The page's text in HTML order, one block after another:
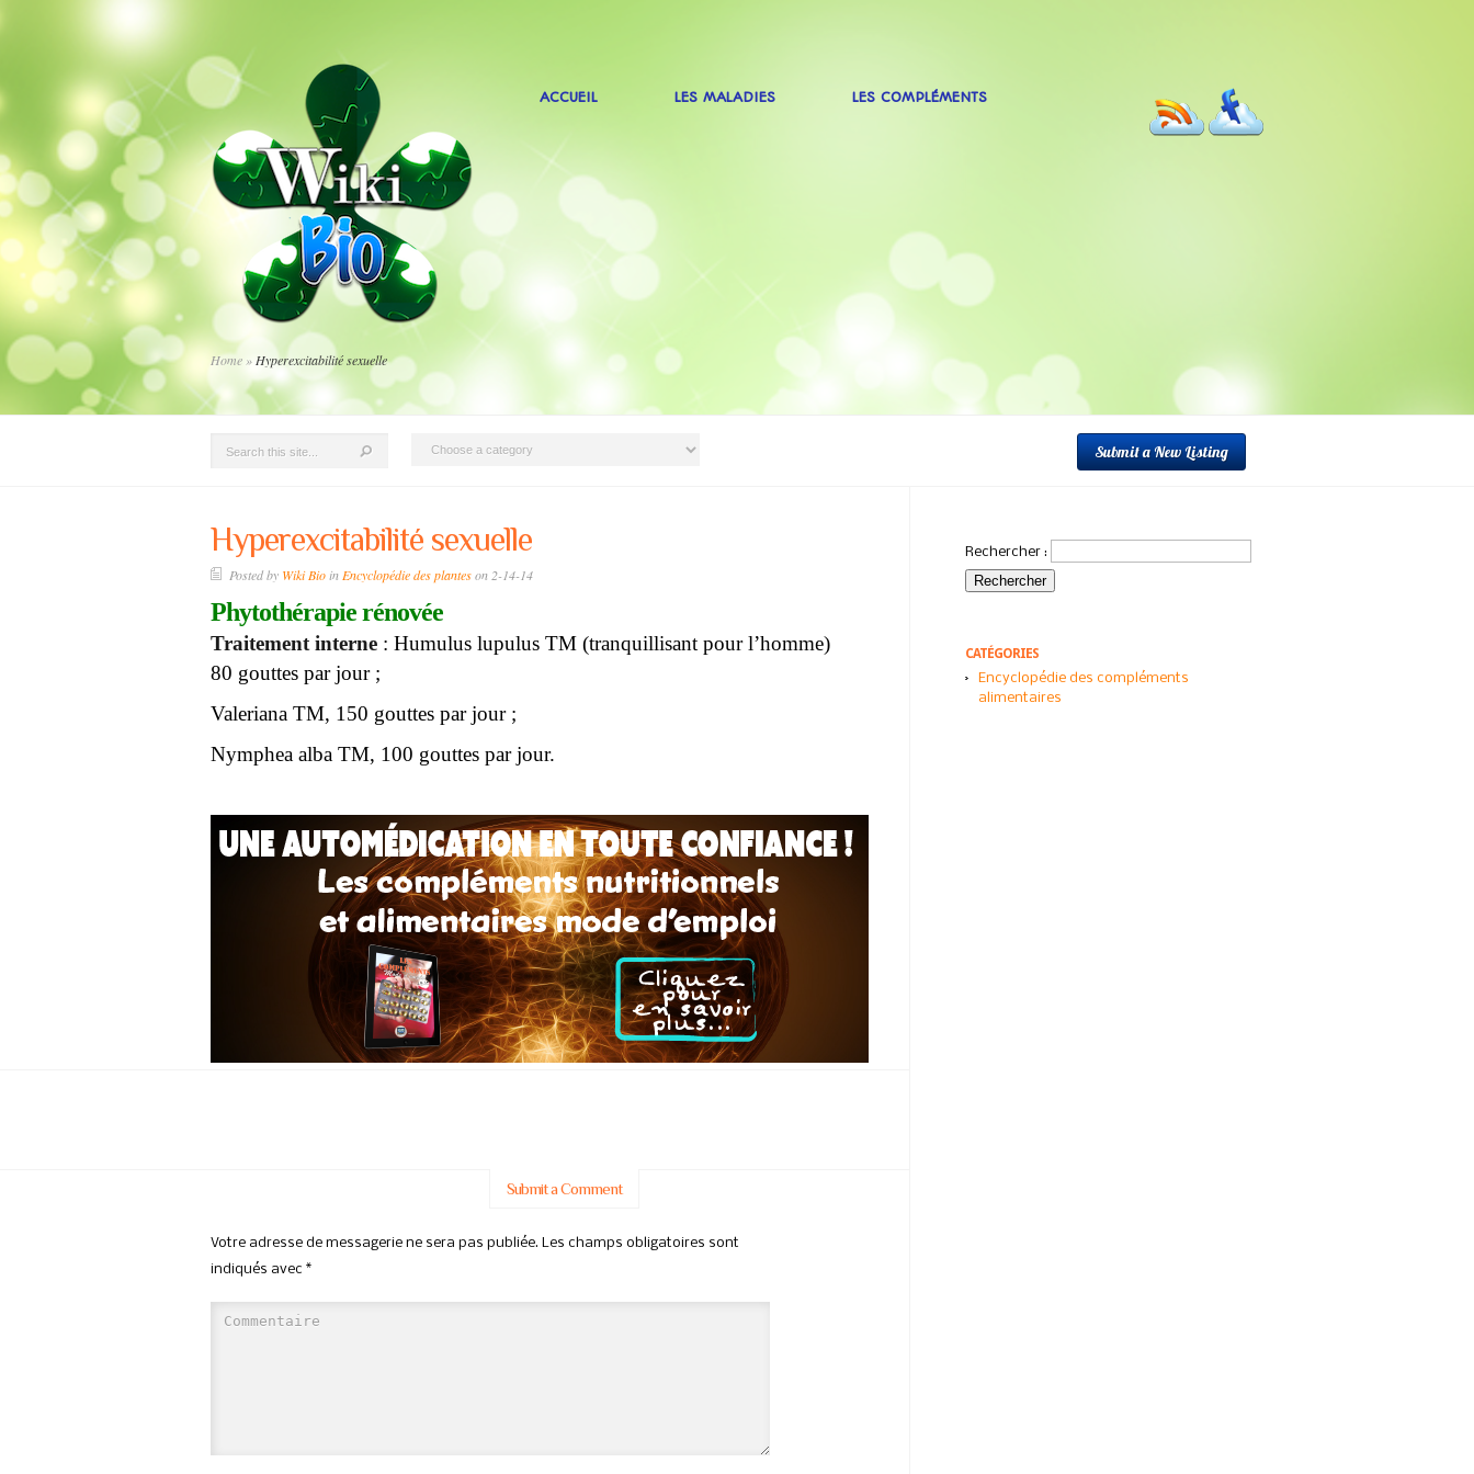
ACCUEIL LES MALADIES LES COMPLÉMENTS
Home » Hyperexcitabilité sexuelle
Submit a New Listing
Hyperexcitabilité sexuelle
Posted by Wiki Bioin Encyclopédie des planteson 2-14-14
Phytothérapie rénovée
Traitement interne : Humulus lupulus TM (tranquillisant pour l’homme)
80 gouttes par jour ;
Valeriana TM, 150 gouttes par jour ;
Nymphea alba TM, 100 gouttes par jour.
Submit a Comment
Votre adresse de messagerie ne sera pas publiée. Les champs obligatoires sont
indiqués avec *
Rechercher :
CATÉGORIES
Encyclopédie des compléments
alimentaires